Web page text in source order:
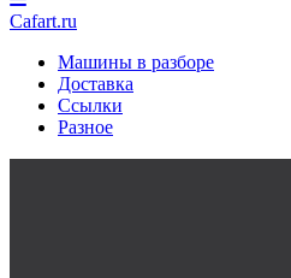
Cafart.ru
Машины в разборе
Доставка
Ссылки
Разное